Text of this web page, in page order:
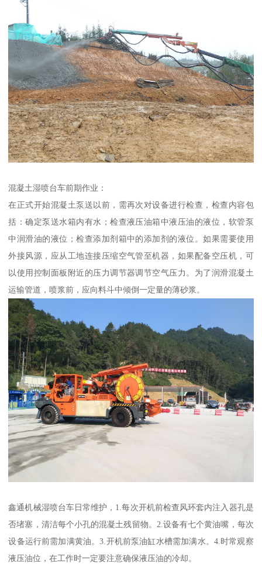
混凝土湿喷台车前期作业：
在正式开始混凝土泵送以前，需再次对设备进行检查，检查内容包
括：确定泵送水箱内有水；检查液压油箱中液压油的液位，软管泵
中润滑油的液位；检查添加剂箱中的添加剂的液位。如果需要使用
外接风源，应从工地连接压缩空气管至机器，如果配备空压机，可
以使用控制面板附近的压力调节器调节空气压力。为了润滑混凝土
运输管道，喷浆前，应向料斗中倾倒一定量的薄砂浆。
鑫通机械湿喷台车日常维护，1.每次开机前检查风环套内注入器孔是
否堵塞，清洁每个小孔的混凝土残留物。2.设备有七个黄油嘴，每次
设备运行前需加满黄油。3.开机前泵油缸水槽需加满水。4.时常观察
液压油位，在工作时一定要注意确保液压油的冷却。